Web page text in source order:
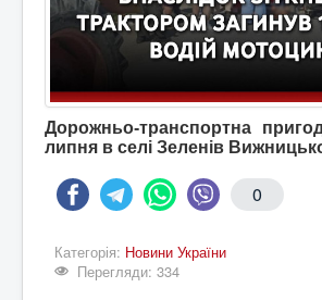
Дорожньо-транспортна
липня в селі Зеленів
0
Категорія: Новини України
Перегляди: 334